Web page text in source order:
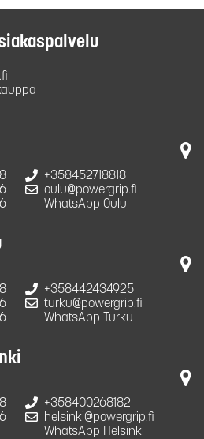
+358452718818
oulu@powergrip.fi
WhatsApp Oulu
+358442434925
turku@powergrip.fi
WhatsApp Turku
+358400268182
helsinki@powergrip.fi
WhatsApp Helsinki